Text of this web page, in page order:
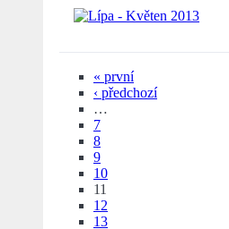
« první
‹ předchozí
…
7
8
9
10
11
12
13